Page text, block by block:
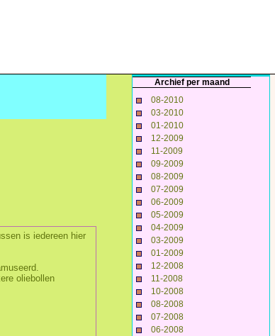
is iedereen hier
oliebollen
Archief per maand
08-2010
03-2010
01-2010
12-2009
11-2009
09-2009
08-2009
07-2009
06-2009
05-2009
04-2009
03-2009
01-2009
12-2008
11-2008
10-2008
08-2008
07-2008
06-2008